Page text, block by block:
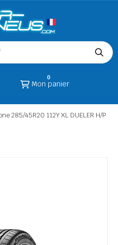
Mon panier
0
285/45R20 112Y XL DUELER H/P